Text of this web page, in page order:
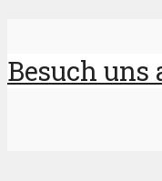
Besuch uns